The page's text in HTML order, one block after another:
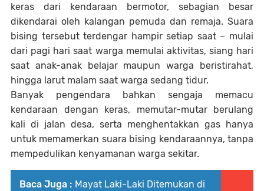
keras dari kendaraan bermotor, sebagian besar
dikendarai oleh kalangan pemuda dan remaja. Suara
bising tersebut terdengar hampir setiap saat – mulai
dari pagi hari saat warga memulai aktivitas, siang hari
saat anak-anak belajar maupun warga beristirahat,
hingga larut malam saat warga sedang tidur.
Banyak pengendara bahkan sengaja memacu
kendaraan dengan keras, memutar-mutar berulang
kali di jalan desa, serta menghentakkan gas hanya
untuk memamerkan suara bising kendaraannya, tanpa
mempedulikan kenyamanan warga sekitar.
Baca Juga : Mayat Laki-Laki Ditemukan di